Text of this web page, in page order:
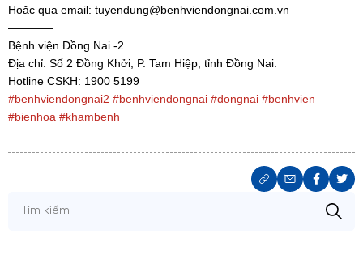
Hoặc qua email: tuyendung@benhviendongnai.com.vn
————
Bệnh viện Đồng Nai -2
Địa chỉ: Số 2 Đồng Khởi, P. Tam Hiệp, tỉnh Đồng Nai.
Hotline CSKH: 1900 5199
#benhviendongnai2 #benhviendongnai #dongnai #benhvien
#bienhoa #khambenh